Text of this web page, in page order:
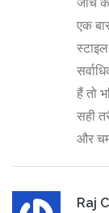
एक
हैं तो
सही
और
Raj